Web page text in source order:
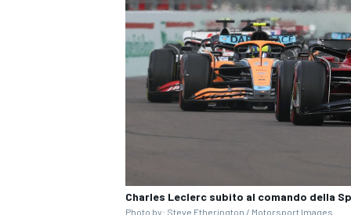
Charles Leclerc subito al comando della
Photo by: Steve Etherington / Motorsport Images